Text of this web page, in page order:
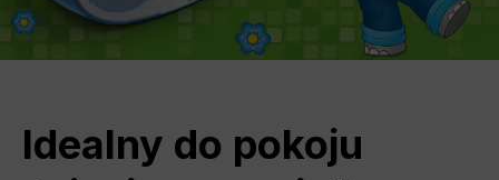
Idealny do pokoju